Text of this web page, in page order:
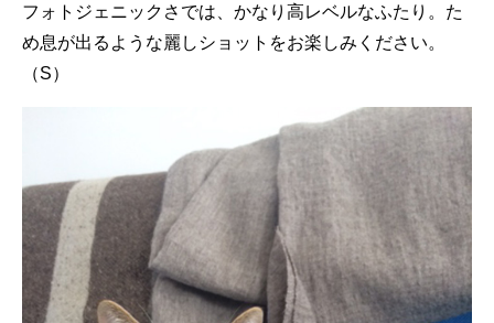
フォトジェニックさでは、かなり高レベルなふたり。た
め息が出るような麗しショットをお楽しみください。
（S）